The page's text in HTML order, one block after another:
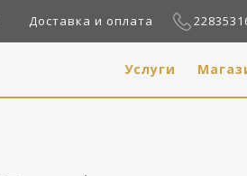
Доставка и оплата
Услуги